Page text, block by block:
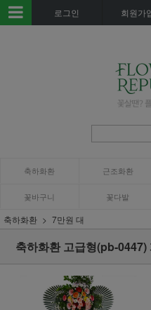
로그인 회원가
축하화환 근조화환
꽃바구니 꽃다발
축하화환 7만원 대
축하화환 고급형(pb-